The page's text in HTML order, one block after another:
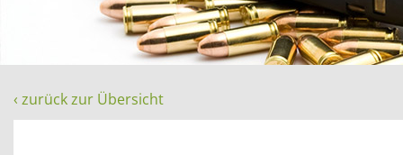
‹ zurück zur Übersicht